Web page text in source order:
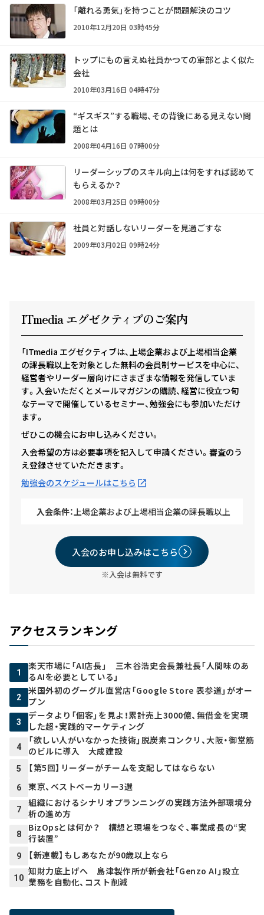
「離れる勇気」を持つことが問題解決のコツ
2010年12月20日 03時45分
トップにもの言えぬ社員――かつての軍部とよく似た
会社
2010年03月16日 04時47分
“ギスギス”する職場、その背後にある見えない問
題とは
2008年04月16日 07時00分
リーダーシップのスキル向上は何をすれば認めて
もらえるか？
2008年03月25日 09時00分
社員と対話しないリーダーを見過ごすな
2009年03月02日 09時24分
ITmedia エグゼクティ ブのご案内
「ITmedia エグゼクティブは、上場企業および上場相当企業
の課長職以上を対象とした無料の会員制サービスを中心に、
経営者やリーダー層向けにさまざまな情報を発信していま
す。入会いただくとメールマガジンの購読、経営に役立つ旬
なテーマで開催しているセミナー、勉強会にも参加いただけ
ます。
ぜひこの機会にお申し込みください。
入会希望の方は必要事項を記入して申請ください。審査のう
え登録させていただきます。
勉強会のスケジュールはこちら
入会条件：上場企業および上場相当企業の課長職以上
入会のお申し込みはこちら
※入会は無料です
アクセスランキング
1
楽天市場に「AI店長」 三木谷浩史会長兼社長「人間味のあ
るAIを必要としている」
2
米国外初のグーグル直営店「Google Store 表参道」がオー
プン
3
データより「個客」を見よ！累計売上3000億、無借金を実現
した超・実践的マーケティング
4
「欲しい人がいなかった技術」脱炭素コンクリ、大阪・御堂筋
のビルに導入 大成建設
5 【第5回】リーダーがチームを支配してはならない
6 東京、ベストベーカリー3選
7
組織におけるシナリオプランニングの実践方法――外部環境分
析の進め方
8
BizOpsとは何か？ 構想と現場をつなぐ、事業成長の“実
行装置”
9 【新連載】もしあなたが90歳以上なら
10
知財力底上げへ 島津製作所が新会社「Genzo AI」設立
業務を自動化、コスト削減